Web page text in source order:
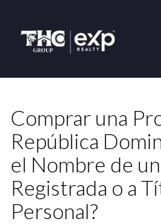
Comprar una
República
el Nombre de
Registrada o a
Personal?